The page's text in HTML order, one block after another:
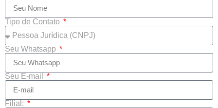
Tipo de Contato
Seu Whatsapp
Seu E-mail
Filial: